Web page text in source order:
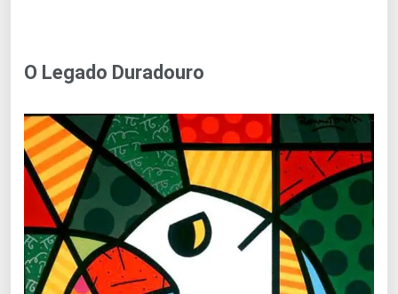
O Legado Duradouro